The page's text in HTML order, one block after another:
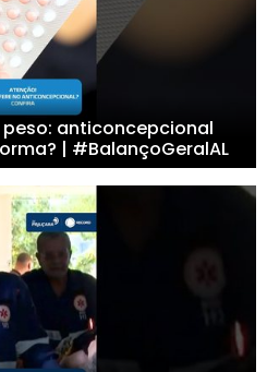
anticoncepcional
| #BalançoGeralAL